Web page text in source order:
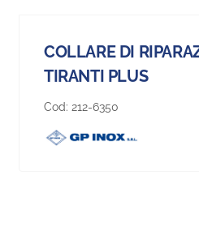
COLLARE DI
TIRANTI PLUS
Cod: 212-6350